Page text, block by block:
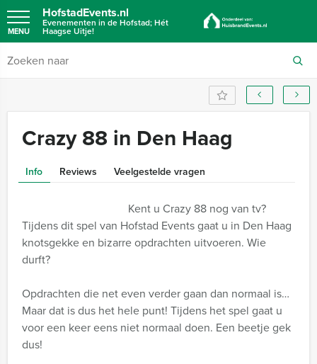
HofstadEvents.nl
Evenementen in de Hofstad; Hét
Haagse Uitje!
MENU
Crazy 88 in Den Haag
Info Reviews Veelgestelde vragen
Kent u Crazy 88 nog van tv?
Tijdens dit spel van Hofstad Events gaat u in Den Haag
knotsgekke en bizarre opdrachten uitvoeren. Wie
durft?
Opdrachten die net even verder gaan dan normaal is…
Maar dat is dus het hele punt! Tijdens het spel gaat u
voor een keer eens niet normaal doen. Een beetje gek
dus!